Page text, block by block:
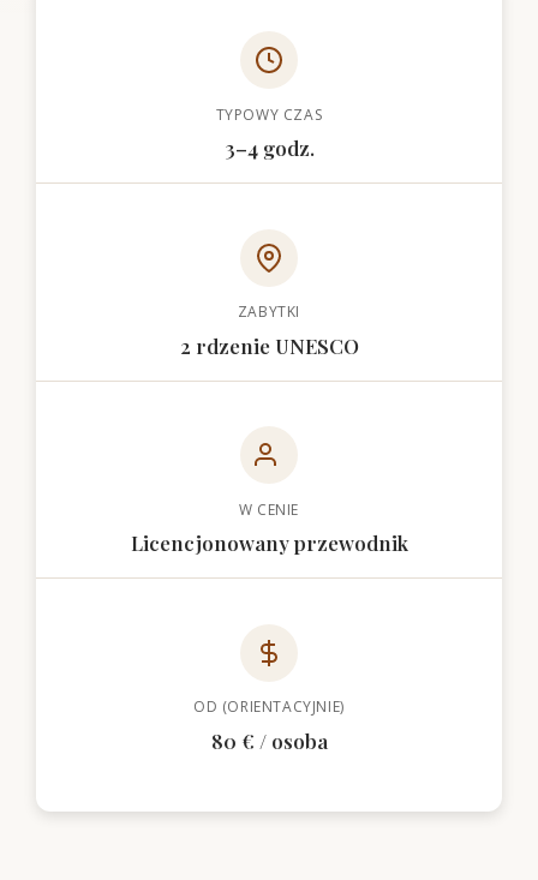
TYPOWY CZAS
3–4 godz.
ZABYTKI
2 rdzenie UNESCO
W CENIE
Licencjonowany przewodnik
OD (ORIENTACYJNIE)
80 € / osoba